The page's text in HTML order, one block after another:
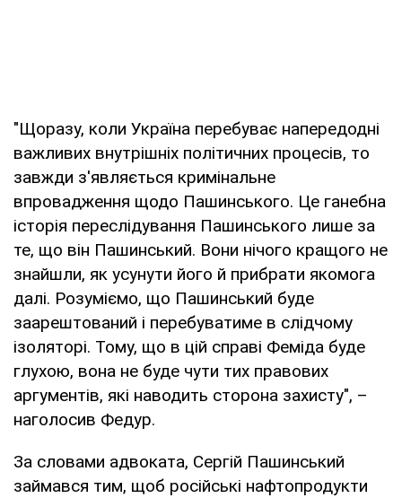
"Щоразу, коли Україна перебуває напередодні
важливих внутрішніх політичних процесів, то
завжди з'являється кримінальне
впровадження щодо Пашинського. Це ганебна
історія переслідування Пашинського лише за
те, що він Пашинський. Вони нічого кращого не
знайшли, як усунути його й прибрати якомога
далі. Розуміємо, що Пашинський буде
заарештований і перебуватиме в слідчому
ізоляторі. Тому, що в цій справі Феміда буде
глухою, вона не буде чути тих правових
аргументів, які наводить сторона захисту", –
наголосив Федур.
За словами адвоката, Сергій Пашинський
займався тим, щоб російські нафтопродукти